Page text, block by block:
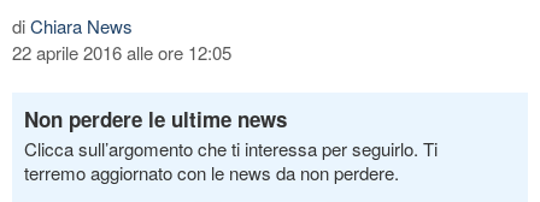
diChiara News
22 aprile 2016 alle ore 12:05
Non perdere le ultime news
Clicca sull’argomento che ti interessa per seguirlo. Ti
terremo aggiornato con le news da non perdere.